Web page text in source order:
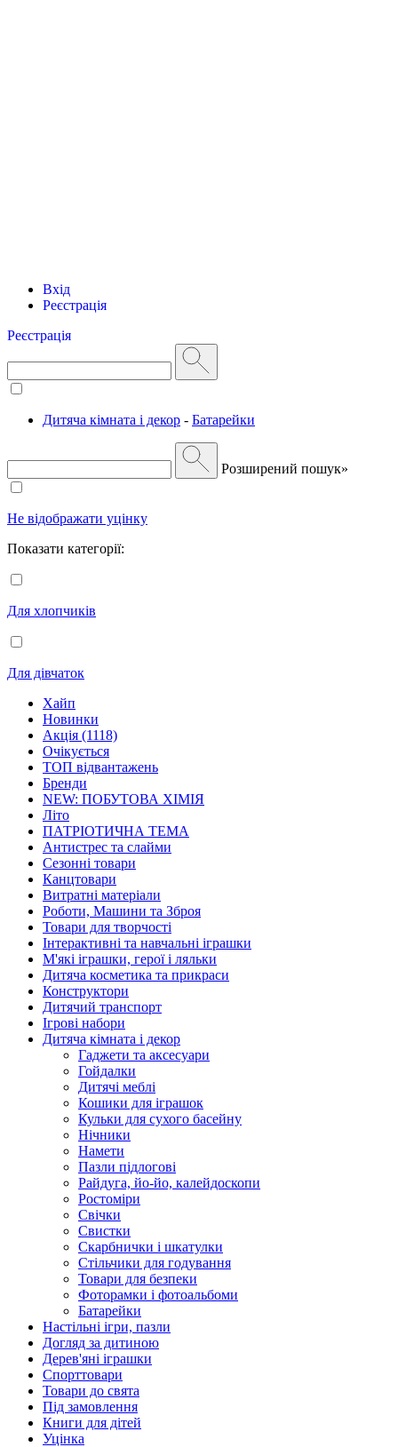
Вхід
Реєстрація
Реєстрація
Дитяча кімната і декор - Батарейки
Розширений пошук»
Не відображати уцінку
Показати категорії:
Для хлопчиків
Для дівчаток
Хайп
Новинки
Акція (1118)
Очікується
ТОП відвантажень
Бренди
NEW: ПОБУТОВА ХІМІЯ
Літо
ПАТРІОТИЧНА ТЕМА
Антистрес та слайми
Сезонні товари
Канцтовари
Витратні матеріали
Роботи, Машини та Зброя
Товари для творчості
Інтерактивні та навчальні іграшки
М'які іграшки, герої і ляльки
Дитяча косметика та прикраси
Конструктори
Дитячий транспорт
Ігрові набори
Дитяча кімната і декор
Гаджети та аксесуари
Гойдалки
Дитячі меблі
Кошики для іграшок
Кульки для сухого басейну
Нічники
Намети
Пазли підлогові
Райдуга, йо-йо, калейдоскопи
Ростоміри
Свічки
Свистки
Скарбнички і шкатулки
Стільчики для годування
Товари для безпеки
Фоторамки і фотоальбоми
Батарейки
Настільні ігри, пазли
Догляд за дитиною
Дерев'яні іграшки
Спорттовари
Товари до свята
Під замовлення
Книги для дітей
Уцінка